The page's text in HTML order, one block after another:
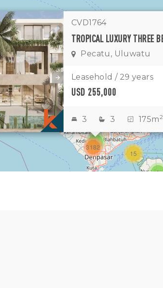
1
1
3
15
3182
CVD1764
Pecatu, Uluwatu
Leasehold / 29 years
USD 255,000
3 3 175m2